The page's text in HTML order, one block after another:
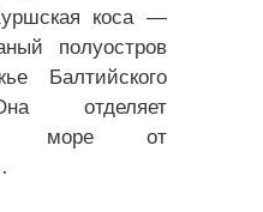
коса —
полуостров
Балтийского
отделяет
море от